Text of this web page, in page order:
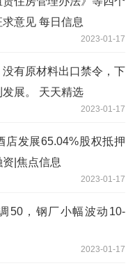
意见 每日信息
2023-01-17
有原材料出口禁令，下
展。 天天精选
2023-01-17
店发展65.04%股权抵押
|焦点信息
2023-01-17
50，钢厂小幅波动10-
2023-01-17